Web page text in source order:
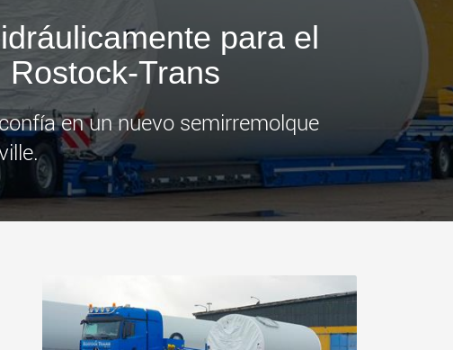
www.morello.us.com
más
www.cometto.com
para el
Trans
en un nuevo semirremolque